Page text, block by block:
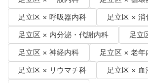
足立区 × 呼吸器内科
足立区 × 消
足立区 × 内分泌・代謝内科
足立
足立区 × 神経内科
足立区 × 老年
足立区 × リウマチ科
足立区 × 血